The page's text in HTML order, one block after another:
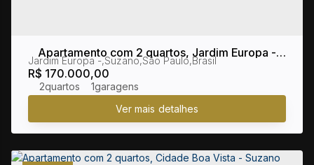
Apartamento com 2 quartos, Jardim Europa -
Suzano
R$ 170.000,00
Jardim Europa ,Suzano,São Paulo,Brasil
2 1